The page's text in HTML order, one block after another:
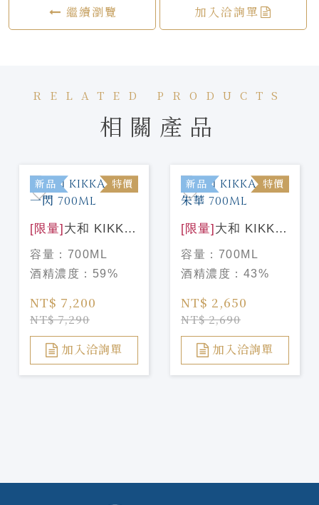
繼續瀏覽 加入洽詢單
RELATED PRODUCTS
相關產品
新品 特價
[限量] 大和 KIKKA
GIN 一閃 700ML
容量： 700ML
酒精濃度： 59%
NT$ 7,200
NT$ 7,290
加入洽詢單
新品 特價
[限量] 大和 KIKKA
GIN 朱華 700ML
容量： 700ML
酒精濃度： 43%
NT$ 2,650
NT$ 2,690
加入洽詢單